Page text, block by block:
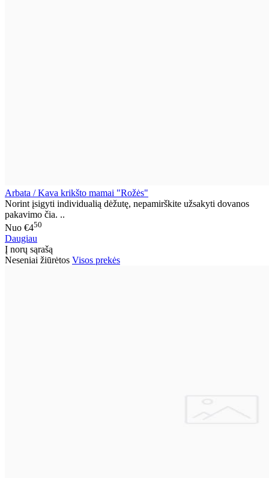
Arbata / Kava krikšto mamai "Rožės"
Norint įsigyti individualią dėžutę, nepamirškite užsakyti dovanos
pakavimo čia. ..
Nuo €450
Daugiau
Į norų sąrašą
Neseniai žiūrėtos Visos prekės